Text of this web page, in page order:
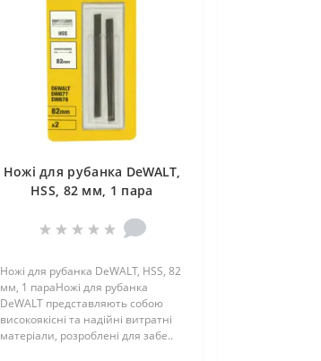
Ножі для рубанка DeWALT,
HSS, 82 мм, 1 пара
Ножі для рубанка DeWALT, HSS, 82
мм, 1 параНожі для рубанка
DeWALT представляють собою
високоякісні та надійні витратні
матеріали, розроблені для забе..